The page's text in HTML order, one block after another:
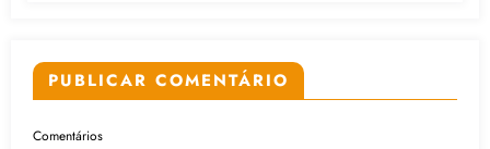
PUBLICAR COMENTÁRIO
Comentários